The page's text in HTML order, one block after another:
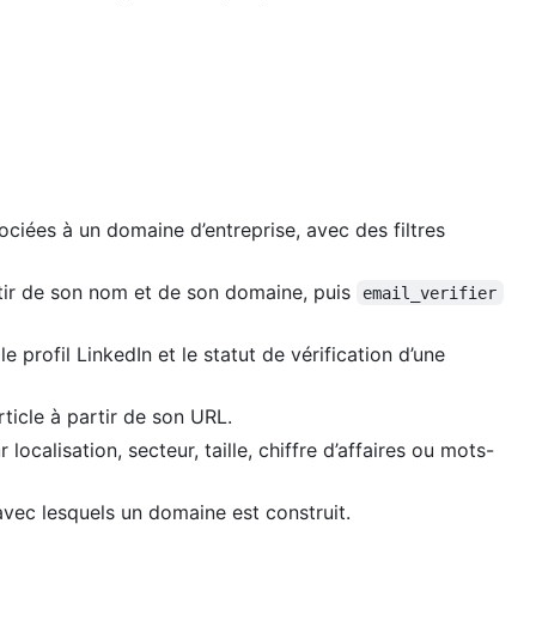
à un domaine d’entreprise, avec des filtres
de son nom et de son domaine, puis email_verifier
profil LinkedIn et le statut de vérification d’une
à partir de son URL.
localisation, secteur, taille, chiffre d’affaires ou mots-
lesquels un domaine est construit.